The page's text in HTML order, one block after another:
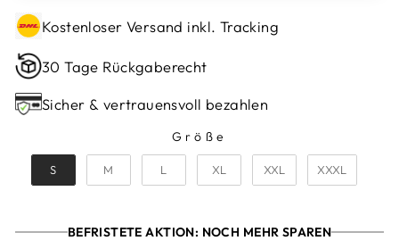
Kostenloser Versand inkl. Tracking
30 Tage Rückgaberecht
Sicher & vertrauensvoll bezahlen
Größe
GRÖSSE
S
M L XL XXL XXXL
BEFRISTETE AKTION: NOCH MEHR SPAREN